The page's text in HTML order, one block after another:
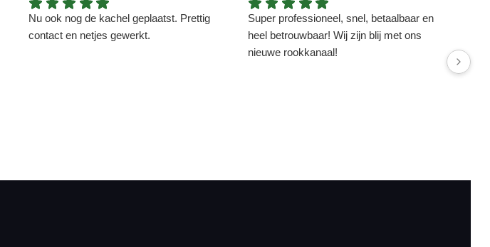
Nu ook nog de kachel geplaatst. Prettig
contact en netjes gewerkt.
Super professioneel, snel, betaalbaar en
heel betrouwbaar! Wij zijn blij met ons
nieuwe rookkanaal!